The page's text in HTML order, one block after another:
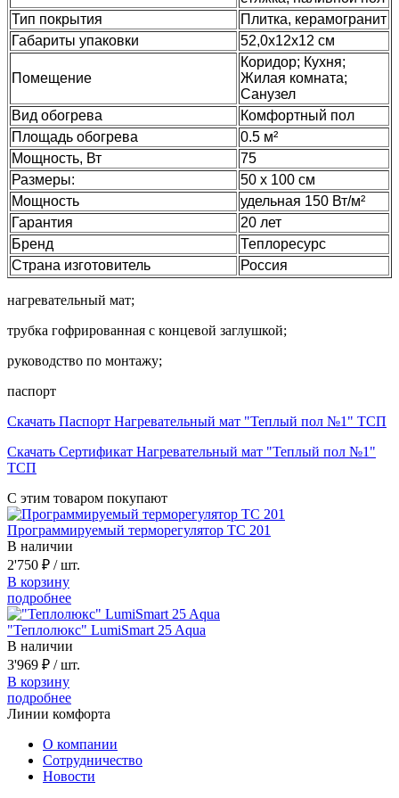
Тип покрытия
Плитка, керамогранит
Габариты упаковки
52,0х12х12 см
Помещение
Коридор; Кухня;
Жилая комната;
Санузел
Вид обогрева
Комфортный пол
Площадь обогрева
0.5 м²
Мощность, Вт
75
Размеры:
50 х 100 см
Мощность
удельная 150 Вт/м²
Гарантия
20 лет
Бренд
Теплоресурс
Страна изготовитель
Россия
нагревательный мат;
трубка гофрированная с концевой заглушкой;
руководство по монтажу;
паспорт
Скачать Паспорт Нагревательный мат "Теплый пол №1" ТСП
Скачать Сертификат Нагревательный мат "Теплый пол №1"
ТСП
С этим товаром покупают
Программируемый терморегулятор ТС 201
В наличии
2'750 ₽ / шт.
В корзину
подробнее
"Теплолюкс" LumiSmart 25 Aqua
В наличии
3'969 ₽ / шт.
В корзину
подробнее
Линии комфорта
О компании
Сотрудничество
Новости